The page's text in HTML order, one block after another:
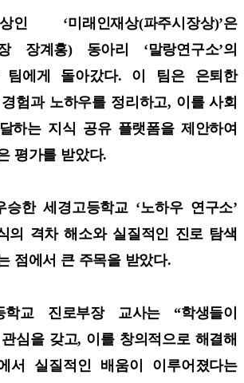
‘미래인재상(파주시장상)’은
장계홍) 동아리 ‘말랑연구소’의
팀에게 돌아갔다. 이 팀은 은퇴한
험과 노하우를 정리하고, 이를 사회
하는 지식 공유 플랫폼을 제안하여
평가를 받았다.
한 세경고등학교 ‘노하우 연구소’
의 격차 해소와 실질적인 진로 탐색
점에서 큰 주목을 받았다.
학교 진로부장 교사는 “학생들이
심을 갖고, 이를 창의적으로 해결해
서 실질적인 배움이 이루어졌다는